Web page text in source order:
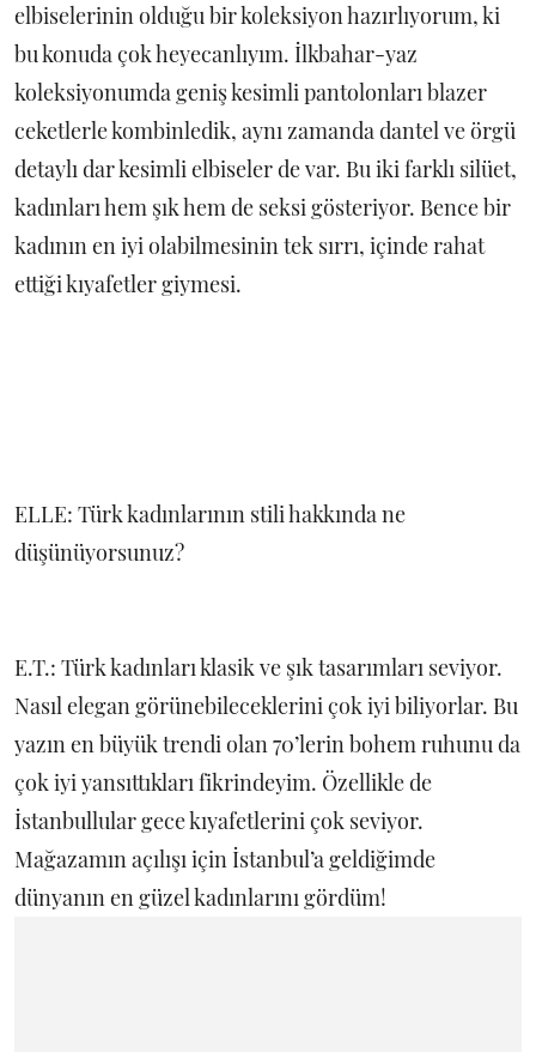
elbiselerinin olduğu bir koleksiyon hazırlıyorum, ki
bu konuda çok heyecanlıyım. İlkbahar-yaz
koleksiyonumda geniş kesimli pantolonları blazer
ceketlerle kombinledik, aynı zamanda dantel ve örgü
detaylı dar kesimli elbiseler de var. Bu iki farklı silüet,
kadınları hem şık hem de seksi gösteriyor. Bence bir
kadının en iyi olabilmesinin tek sırrı, içinde rahat
ettiği kıyafetler giymesi.
ELLE: Türk kadınlarının stili hakkında ne
düşünüyorsunuz?
E.T.: Türk kadınları klasik ve şık tasarımları seviyor.
Nasıl elegan görünebileceklerini çok iyi biliyorlar. Bu
yazın en büyük trendi olan 70’lerin bohem ruhunu da
çok iyi yansıttıkları fikrindeyim. Özellikle de
İstanbullular gece kıyafetlerini çok seviyor.
Mağazamın açılışı için İstanbul’a geldiğimde
dünyanın en güzel kadınlarını gördüm!